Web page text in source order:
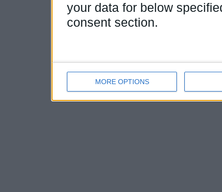
your data for below
consent section.
MORE OPTIONS